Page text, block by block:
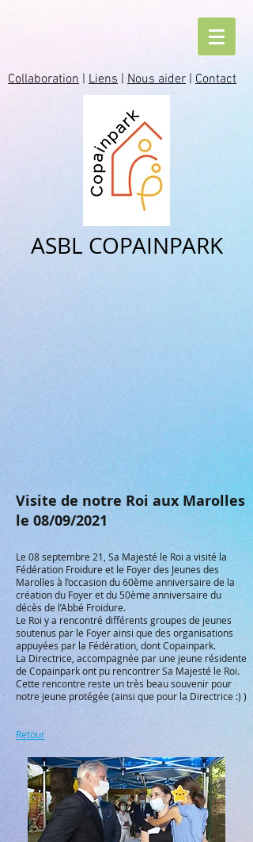
Collaboration | Liens | Nous aider | Contact
ASBL COPAINPARK
Visite de notre Roi aux Marolles
le 08/09/2021
Le 08 septembre 21, Sa Majesté le Roi a visité la
Fédération Froidure et le Foyer des Jeunes des
Marolles à l’occasion du 60ème anniversaire de la
création du Foyer et du 50ème anniversaire du
décès de l’Abbé Froidure.
Le Roi y a rencontré différents groupes de jeunes
soutenus par le Foyer ainsi que des organisations
appuyées par la Fédération, dont Copainpark.
La Directrice, accompagnée par une jeune résidente
de Copainpark ont pu rencontrer Sa Majesté le Roi.
Cette rencontre reste un très beau souvenir pour
notre jeune protégée (ainsi que pour la Directrice :) )
Retour